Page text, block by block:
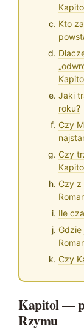
Kto
Jaki
roku?
Czy
Czy
Czy z
Ile
Gdzie
Czy
Kapitol —
Rzymu